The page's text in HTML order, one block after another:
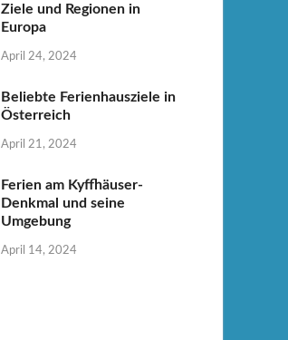
Ziele und Regionen in
Europa
April 24, 2024
Beliebte Ferienhausziele in
Österreich
April 21, 2024
Ferien am Kyffhäuser-
Denkmal und seine
Umgebung
April 14, 2024